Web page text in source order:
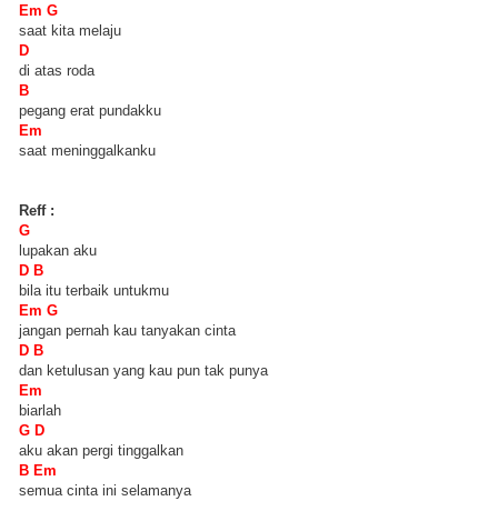
Em G
saat kita melaju
D
di atas roda
B
pegang erat pundakku
Em
saat meninggalkanku
Reff :
G
lupakan aku
D B
bila itu terbaik untukmu
Em G
jangan pernah kau tanyakan cinta
D B
dan ketulusan yang kau pun tak punya
Em
biarlah
G D
aku akan pergi tinggalkan
B Em
semua cinta ini selamanya